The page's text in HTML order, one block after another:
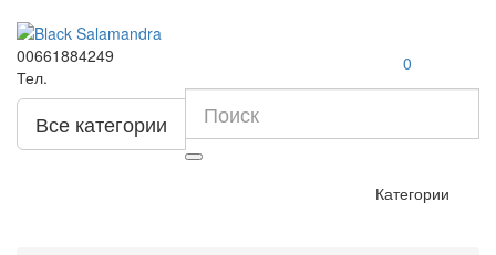
00661884249
Тел.
0
Все категории
Категории